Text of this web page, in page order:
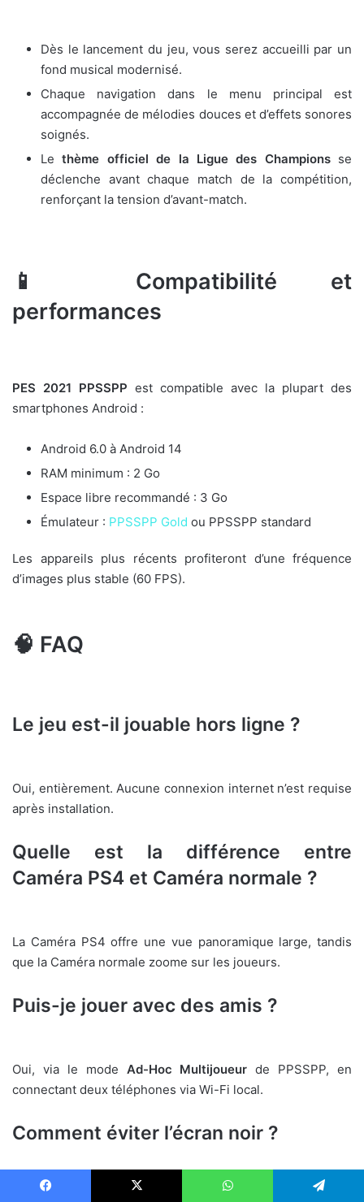
Dès le lancement du jeu, vous serez accueilli par un
fond musical modernisé.
Chaque navigation dans le menu principal est
accompagnée de mélodies douces et d’effets sonores
soignés.
Lethème officiel de la Ligue des Championsse
déclenche avant chaque match de la compétition,
renforçant la tension d’avant-match.
📱 Compatibilité et
performances
PES 2021 PPSSPP est compatible avec la plupart des
smartphones Android :
Android 6.0 à Android 14
RAM minimum : 2 Go
Espace libre recommandé : 3 Go
Émulateur : PPSSPP Gold ou PPSSPP standard
Les appareils plus récents profiteront d’une fréquence
d’images plus stable (60 FPS).
🧠 FAQ
Le jeu est-il jouable hors ligne ?
Oui, entièrement. Aucune connexion internet n’est requise
après installation.
Quelle est la différence entre
Caméra PS4 et Caméra normale ?
La Caméra PS4 offre une vue panoramique large, tandis
que la Caméra normale zoome sur les joueurs.
Puis-je jouer avec des amis ?
Oui, via le mode Ad-Hoc Multijoueur de PPSSPP, en
connectant deux téléphones via Wi-Fi local.
Comment éviter l’écran noir ?
Changez la langue de l’émulateur en , puis